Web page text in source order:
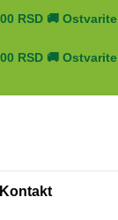
RSD 🚚
RSD 🚚
Kontakt